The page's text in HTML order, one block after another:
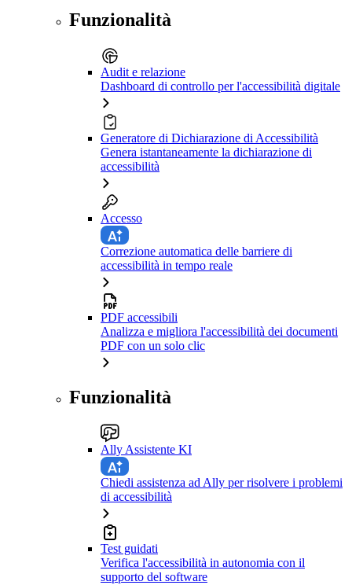
Funzionalità
Audit e relazione
Dashboard di controllo per l'accessibilità digitale
Generatore di Dichiarazione di Accessibilità
Genera istantaneamente la dichiarazione di
accessibilità
Accesso
Correzione automatica delle barriere di
accessibilità in tempo reale
PDF accessibili
Analizza e migliora l'accessibilità dei documenti
PDF con un solo clic
Funzionalità
Ally Assistente KI
Chiedi assistenza ad Ally per risolvere i problemi
di accessibilità
Test guidati
Verifica l'accessibilità in autonomia con il
supporto del software